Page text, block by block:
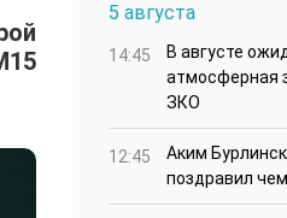
5 августа
14:45
В августе
атмосферная
ЗКО
12:45
Аким
поздравил